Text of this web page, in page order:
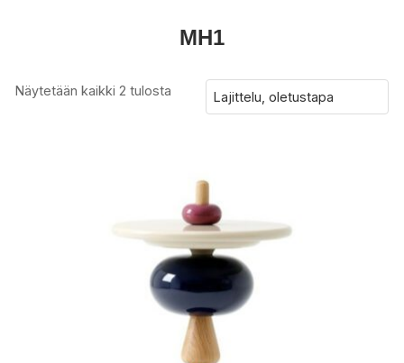
MH1
Näytetään kaikki 2 tulosta